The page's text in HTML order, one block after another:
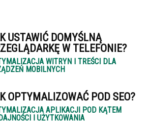
USTAWIĆ DOMYŚLNĄ
W TELEFONIE?
WITRYN I TREŚCI DLA
MOBILNYCH
OPTYMALIZOWAĆ POD SEO?
APLIKACJI POD KĄTEM
I UŻYTKOWANIA